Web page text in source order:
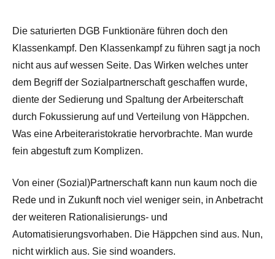
Die saturierten DGB Funktionäre führen doch den
Klassenkampf. Den Klassenkampf zu führen sagt ja noch
nicht aus auf wessen Seite. Das Wirken welches unter
dem Begriff der Sozialpartnerschaft geschaffen wurde,
diente der Sedierung und Spaltung der Arbeiterschaft
durch Fokussierung auf und Verteilung von Häppchen.
Was eine Arbeiteraristokratie hervorbrachte. Man wurde
fein abgestuft zum Komplizen.
Von einer (Sozial)Partnerschaft kann nun kaum noch die
Rede und in Zukunft noch viel weniger sein, in Anbetracht
der weiteren Rationalisierungs- und
Automatisierungsvorhaben. Die Häppchen sind aus. Nun,
nicht wirklich aus. Sie sind woanders.